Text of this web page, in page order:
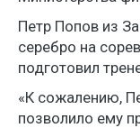
Петр Попов из
серебро на
подготовил
«К сожалению,
позволило ему